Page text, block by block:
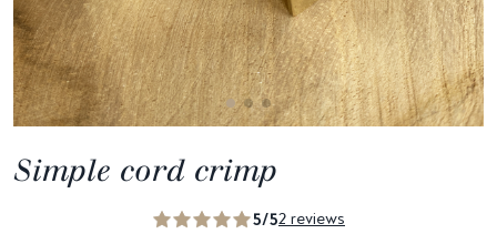
Simple cord crimp
5/52 reviews